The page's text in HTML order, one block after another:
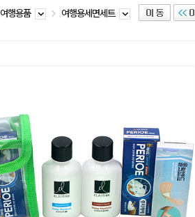
여행용품 여행용세면세트